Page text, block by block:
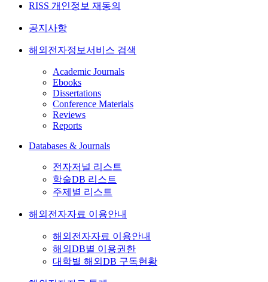
RISS 개인정보 재동의
공지사항
해외전자정보서비스 검색
Academic Journals
Ebooks
Dissertations
Conference Materials
Reviews
Reports
Databases & Journals
전자저널 리스트
학술DB 리스트
주제별 리스트
해외전자자료 이용안내
해외전자자료 이용안내
해외DB별 이용권한
대학별 해외DB 구독현황